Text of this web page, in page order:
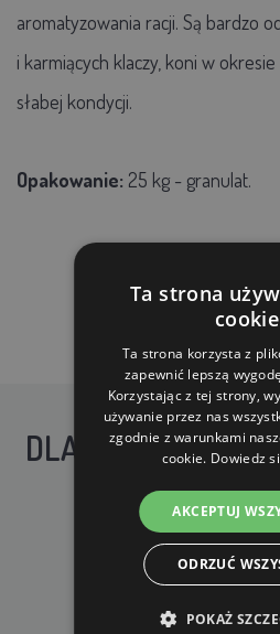
aromatyzowania racji. Są bardzo
i karmiących klaczy, koni w
słabej kondycji.
Opakowanie: 25 kg - granulat.
DLACZEGO
DARMOWA
Ta strona
cookie
Ta strona korzysta z
zapewnić lepszą
Korzystając z tej strony,
używanie przez nas
zgodnie z warunkami
cookie. Dowiedz
AKCEPTUJ
ODRZUĆ
POKAŻ